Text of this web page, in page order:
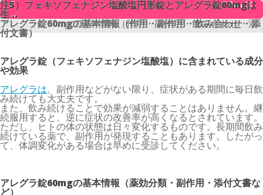
注5）フェキソフェナジン塩酸塩円形錠とアレグラ錠60mgは
生 ..
アレグラ錠60mgの基本情報（作用・副作用・飲み合わせ・添
付文書）
アレグラ錠（フェキソフェナジン塩酸塩）に含まれている成分
や効果
アレグラは、副作用などがない限り、症状がある期間に毎日飲
み続けても大丈夫です。
また、飲み続けることで効果が減弱することはありません。継
続服用すると、逆に症状の改善率が高くなるとされています。
ただし、ヒトの体の状態は日々変化するものです。長期間飲み
続けている薬で、副作用が発現することもあります。したがっ
て、体調変化がある場合は早めに受診してください。
アレグラ錠60mgの基本情報（薬効分類・副作用・添付文書な
ど）
注5）フェキソフェナジン塩酸塩円形錠とアレグラ錠60mgは
生 ..
アレグラ錠60mgの基本情報（作用・副作用・飲み合わせ・添
付文書）